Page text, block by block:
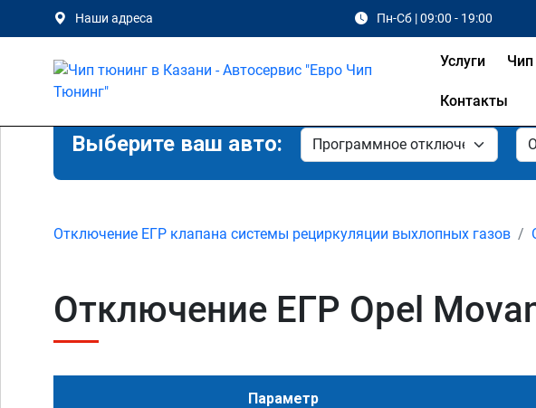
Наши адреса Пн-Сб | 09:00 - 19:00
Услуги Чип
Контакты
Выберите ваш авто:
Отключение ЕГР клапана системы рециркуляции выхлопных газов
Отключение ЕГР Opel
Параметр